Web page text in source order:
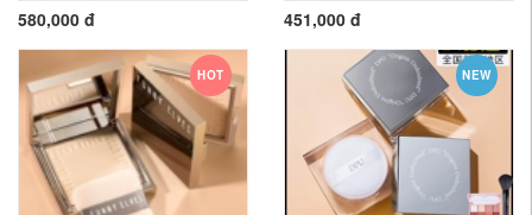
580,000 đ 451,000 đ
HOT NEW